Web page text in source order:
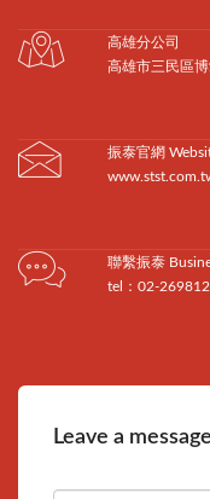
高雄分公司
高雄市三民區
振泰官網
聯繫振泰
tel：02-
Leave a